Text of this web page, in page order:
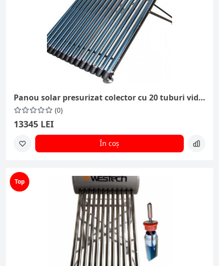
Panou solar presurizat colector cu 20 tuburi vidate cu heatpipe Ø24mm
(0)
13345 LEI
În coș
Top